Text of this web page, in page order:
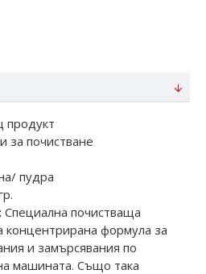
продукт
за почистване
пудра
Специална почистваща
концентрирана формула за
и замърсявания по
машината. Също така